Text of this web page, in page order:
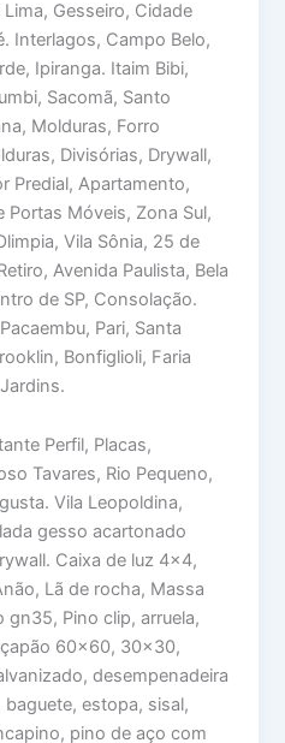
Gesseiro, Cidade
Interlagos, Campo Belo,
Ipiranga. Itaim Bibi,
Sacomã, Santo
Molduras, Forro
Divisórias, Drywall,
Predial, Apartamento,
Portas Móveis, Zona Sul,
Vila Sônia, 25 de
Avenida Paulista, Bela
de SP, Consolação.
Pari, Santa
Bonfiglioli, Faria
Perfil, Placas,
Tavares, Rio Pequeno,
Vila Leopoldina,
gesso acartonado
Caixa de luz 4×4,
Lã de rocha, Massa
gn35, Pino clip, arruela,
60×60, 30×30,
desempenadeira
estopa, sisal,
pino de aço com